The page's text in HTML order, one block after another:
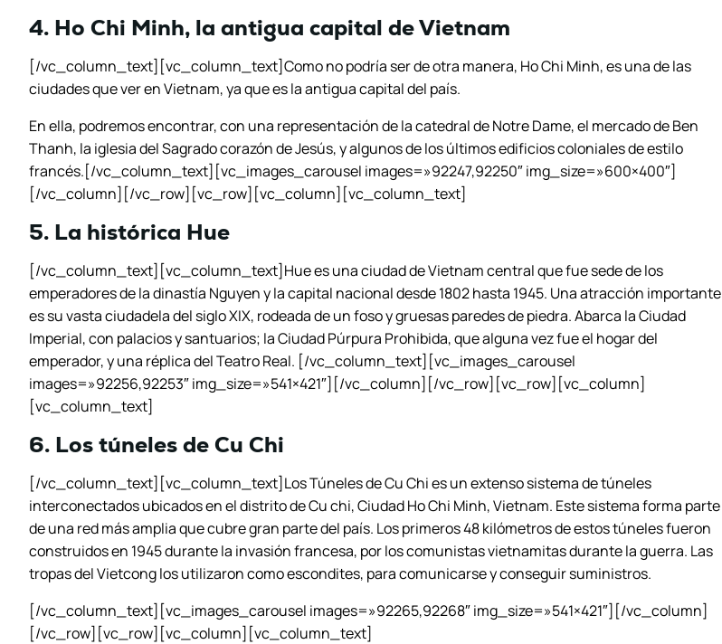
4. Ho Chi Minh, la antigua capital de Vietnam
[/vc_column_text][vc_column_text]Como no podría ser de otra manera, Ho Chi Minh, es una de las
ciudades que ver en Vietnam, ya que es la antigua capital del país.
En ella, podremos encontrar, con una representación de la catedral de Notre Dame, el mercado de Ben
Thanh, la iglesia del Sagrado corazón de Jesús, y algunos de los últimos edificios coloniales de estilo
francés.[/vc_column_text][vc_images_carousel images=»92247,92250″ img_size=»600×400″]
[/vc_column][/vc_row][vc_row][vc_column][vc_column_text]
5. La histórica Hue
[/vc_column_text][vc_column_text]Hue es una ciudad de Vietnam central que fue sede de los
emperadores de la dinastía Nguyen y la capital nacional desde 1802 hasta 1945. Una atracción importante
es su vasta ciudadela del siglo XIX, rodeada de un foso y gruesas paredes de piedra. Abarca la Ciudad
Imperial, con palacios y santuarios; la Ciudad Púrpura Prohibida, que alguna vez fue el hogar del
emperador, y una réplica del Teatro Real. [/vc_column_text][vc_images_carousel
images=»92256,92253″ img_size=»541×421″][/vc_column][/vc_row][vc_row][vc_column]
[vc_column_text]
6. Los túneles de Cu Chi
[/vc_column_text][vc_column_text]Los Túneles de Cu Chi es un extenso sistema de túneles
interconectados ubicados en el distrito de Cu chi, Ciudad Ho Chi Minh, Vietnam. Este sistema forma parte
de una red más amplia que cubre gran parte del país. Los primeros 48 kilómetros de estos túneles fueron
construidos en 1945 durante la invasión francesa, por los comunistas vietnamitas durante la guerra. Las
tropas del Vietcong los utilizaron como escondites, para comunicarse y conseguir suministros.
[/vc_column_text][vc_images_carousel images=»92265,92268″ img_size=»541×421″][/vc_column]
[/vc_row][vc_row][vc_column][vc_column_text]